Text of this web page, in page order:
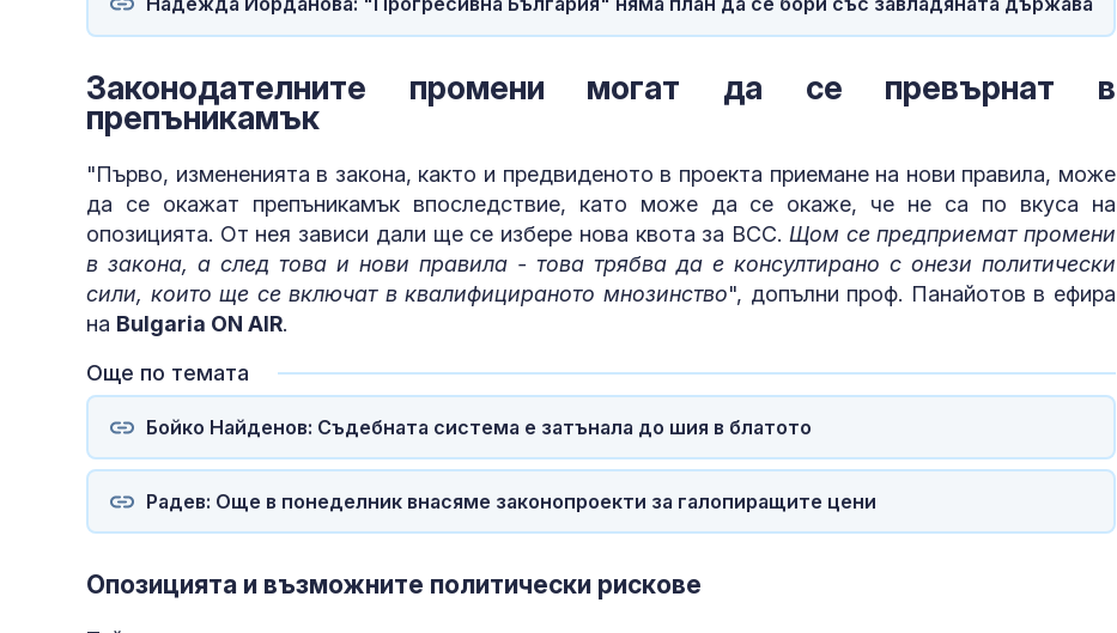
Законодателните промени могат да се превърнат в
препъникамък
"Първо, измененията в закона, както и предвиденото в проекта приемане на нови правила, може
да се окажат препъникамък впоследствие, като може да се окаже, че не са по вкуса на
опозицията. От нея зависи дали ще се избере нова квота за ВСС. Щом се предприемат промени
в закона, а след това и нови правила - това трябва да е консултирано с онези политически
сили, които ще се включат в квалифицираното мнозинство", допълни проф. Панайотов в ефира
на Bulgaria ON AIR.
Още по темата
Бойко Найденов: Съдебната система е затънала до шия в блатото
Радев: Още в понеделник внасяме законопроекти за галопиращите цени
Опозицията и възможните политически рискове